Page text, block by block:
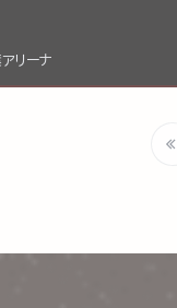
リーナ